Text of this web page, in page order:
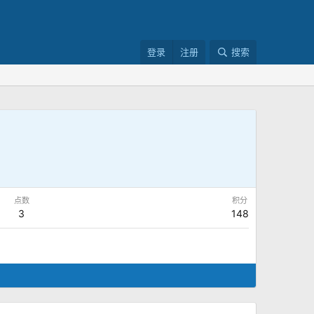
登录 注册 搜索
点数
3
积分
148